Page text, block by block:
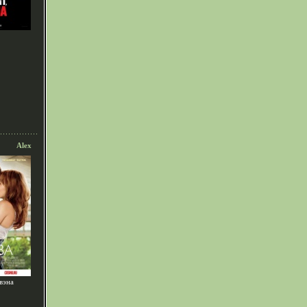
Alex